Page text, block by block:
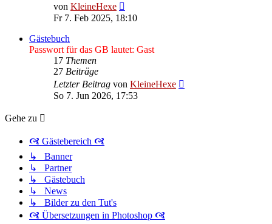
von KleineHexe
Beitrag
Fr 7. Feb 2025, 18:10
Gästebuch
Passwort für das GB lautet: Gast
17 Themen
27 Beiträge
Letzter Beitrag von KleineHexe
So 7. Jun 2026, 17:53
Gehe zu
🙧 Gästebereich 🙧
↳ Banner
↳ Partner
↳ Gästebuch
↳ News
↳ Bilder zu den Tut's
🙧 Übersetzungen in Photoshop 🙧